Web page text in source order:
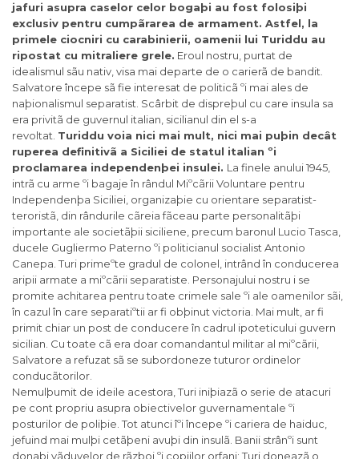
jafuri asupra caselor celor bogaþi au fost folosiþi
exclusiv pentru cumpãrarea de armament. Astfel, la
primele ciocniri cu carabinierii, oamenii lui Turiddu au
ripostat cu mitraliere grele. Eroul nostru, purtat de
idealismul sãu nativ, visa mai departe de o carierã de bandit.
Salvatore începe sã fie interesat de politicã ºi mai ales de
naþionalismul separatist. Scârbit de dispreþul cu care insula sa
era privitã de guvernul italian, sicilianul din el s-a
revoltat. Turiddu voia nici mai mult, nici mai puþin decât
ruperea definitivã a Siciliei de statul italian ºi
proclamarea independenþei insulei. La finele anului 1945,
intrã cu arme ºi bagaje în rândul Miºcãrii Voluntare pentru
Independenþa Siciliei, organizaþie cu orientare separatist-
teroristã, din rândurile cãreia fãceau parte personalitãþi
importante ale societãþii siciliene, precum baronul Lucio Tasca,
ducele Gugliermo Paterno ºi politicianul socialist Antonio
Canepa. Turi primeºte gradul de colonel, intrând în conducerea
aripii armate a miºcãrii separatiste. Personajului nostru i se
promite achitarea pentru toate crimele sale ºi ale oamenilor sãi,
în cazul în care separatiºtii ar fi obþinut victoria. Mai mult, ar fi
primit chiar un post de conducere în cadrul ipoteticului guvern
sicilian. Cu toate cã era doar comandantul militar al miºcãrii,
Salvatore a refuzat sã se subordoneze tuturor ordinelor
conducãtorilor.
Nemulþumit de ideile acestora, Turi iniþiazã o serie de atacuri
pe cont propriu asupra obiectivelor guvernamentale ºi
posturilor de poliþie. Tot atunci îºi începe ºi cariera de haiduc,
jefuind mai mulþi cetãþeni avuþi din insulã. Banii strânºi sunt
donaþi vãduvelor de rãzboi ºi copiilor orfani; Turi doneazã o